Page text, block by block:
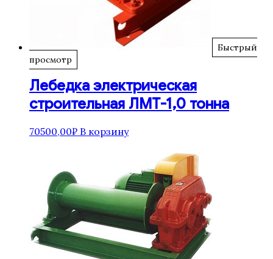
Быстрый
просмотр
Лебедка электрическая
строительная ЛМТ-1,0 тонна
70500,00₽ В корзину